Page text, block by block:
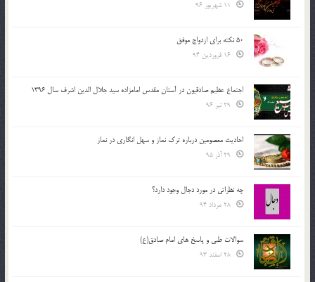
50 نکته برای ازدواج موفق
اجتماع عظیم صادقیون در آستان مقدس امامزاده سید جلال الدین اشرف سال 1396
احادیث معصومین درباره ترک نماز و سهل انگاری در نماز
چه نظراتی در مورد دجال وجود دارد؟
سوالات طبی و پاسخ های امام صادق(ع)